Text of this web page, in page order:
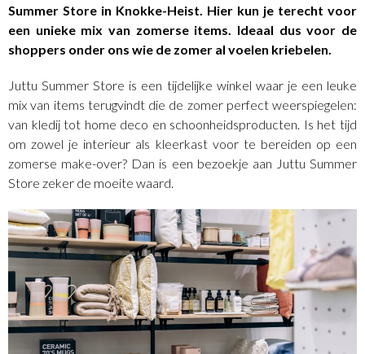
Summer Store in Knokke-Heist. Hier kun je terecht voor
een unieke mix van zomerse items. Ideaal dus voor de
shoppers onder ons wie de zomer al voelen kriebelen.
Juttu Summer Store is een tijdelijke winkel waar je een leuke
mix van items terugvindt die de zomer perfect weerspiegelen:
van kledij tot home deco en schoonheidsproducten. Is het tijd
om zowel je interieur als kleerkast voor te bereiden op een
zomerse make-over? Dan is een bezoekje aan Juttu Summer
Store zeker de moeite waard.